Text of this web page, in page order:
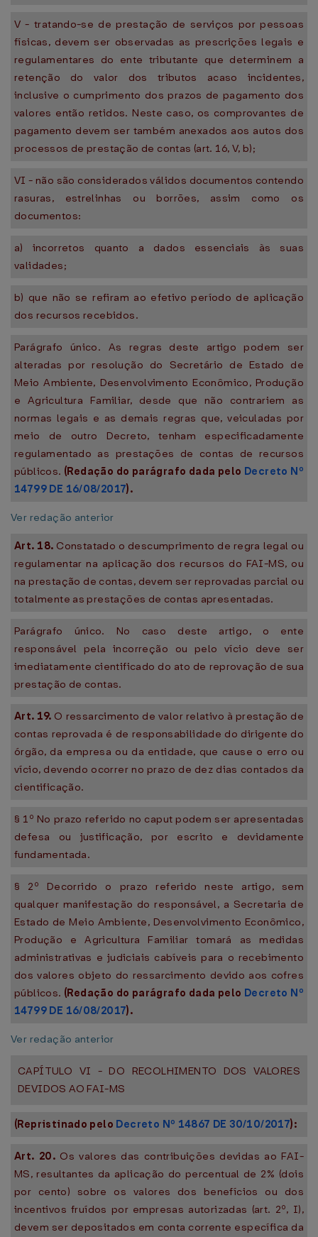
V - tratando-se de prestação de serviços por pessoas
físicas, devem ser observadas as prescrições legais e
regulamentares do ente tributante que determinem a
retenção do valor dos tributos acaso incidentes,
inclusive o cumprimento dos prazos de pagamento dos
valores então retidos. Neste caso, os comprovantes de
pagamento devem ser também anexados aos autos dos
processos de prestação de contas (art. 16, V, b);
VI - não são considerados válidos documentos contendo
rasuras, estrelinhas ou borrões, assim como os
documentos:
a) incorretos quanto a dados essenciais às suas
validades;
b) que não se refiram ao efetivo período de aplicação
dos recursos recebidos.
Parágrafo único. As regras deste artigo podem ser
alteradas por resolução do Secretário de Estado de
Meio Ambiente, Desenvolvimento Econômico, Produção
e Agricultura Familiar, desde que não contrariem as
normas legais e as demais regras que, veiculadas por
meio de outro Decreto, tenham especificadamente
regulamentado as prestações de contas de recursos
públicos. (Redação do parágrafo dada pelo Decreto Nº
14799 DE 16/08/2017).
Ver redação anterior
Art. 18. Constatado o descumprimento de regra legal ou
regulamentar na aplicação dos recursos do FAI-MS, ou
na prestação de contas, devem ser reprovadas parcial ou
totalmente as prestações de contas apresentadas.
Parágrafo único. No caso deste artigo, o ente
responsável pela incorreção ou pelo vício deve ser
imediatamente cientificado do ato de reprovação de sua
prestação de contas.
Art. 19. O ressarcimento de valor relativo à prestação de
contas reprovada é de responsabilidade do dirigente do
órgão, da empresa ou da entidade, que cause o erro ou
vício, devendo ocorrer no prazo de dez dias contados da
cientificação.
§ 1º No prazo referido no caput podem ser apresentadas
defesa ou justificação, por escrito e devidamente
fundamentada.
§ 2º Decorrido o prazo referido neste artigo, sem
qualquer manifestação do responsável, a Secretaria de
Estado de Meio Ambiente, Desenvolvimento Econômico,
Produção e Agricultura Familiar tomará as medidas
administrativas e judiciais cabíveis para o recebimento
dos valores objeto do ressarcimento devido aos cofres
públicos. (Redação do parágrafo dada pelo Decreto Nº
14799 DE 16/08/2017).
Ver redação anterior
CAPÍTULO VI - DO RECOLHIMENTO DOS VALORES
DEVIDOS AO FAI-MS
(Repristinado pelo Decreto Nº 14867 DE 30/10/2017):
Art. 20. Os valores das contribuições devidas ao FAI-
MS, resultantes da aplicação do percentual de 2% (dois
por cento) sobre os valores dos benefícios ou dos
incentivos fruídos por empresas autorizadas (art. 2º, I),
devem ser depositados em conta corrente específica da